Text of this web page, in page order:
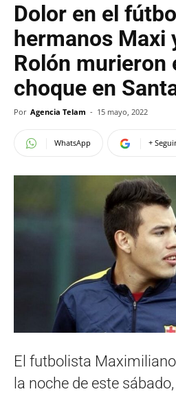
Dolor en el
hermanos Maxi
Rolón murieron
choque en
Por Agencia Telam - 15 mayo, 2022
WhatsApp +
El futbolista
la noche de este